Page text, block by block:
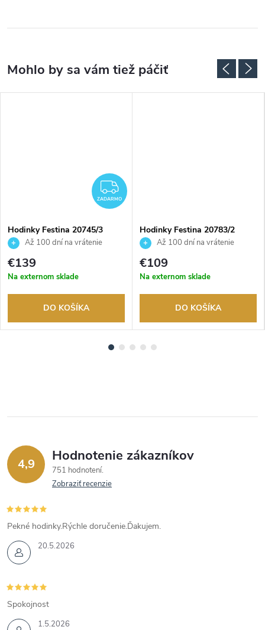
ZADARMO
ZADARMO
Hodinky Festina 20745/3
Až 100 dní na vrátenie
tovaru. Autorizovaný predajca.
€139
Na externom sklade
DO KOŠÍKA
Hodinky Festina 20783/2
Až 100 dní na vrátenie
tovaru. Autorizovaný predajca.
€109
Na externom sklade
DO KOŠÍKA
4,9 Hodnotenie zákazníkov
751 hodnotení
Zobraziť recenzie
20.5.2026
Pekné hodinky.Rýchle doručenie.Ďakujem.
1.5.2026
Spokojnost